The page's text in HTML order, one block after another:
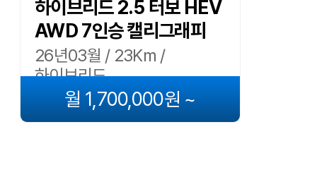
하이브리드 2.5 터보 HEV
AWD 7인승 캘리그래피
26년03월 / 23Km /
하이브리드
월 1,700,000원 ~